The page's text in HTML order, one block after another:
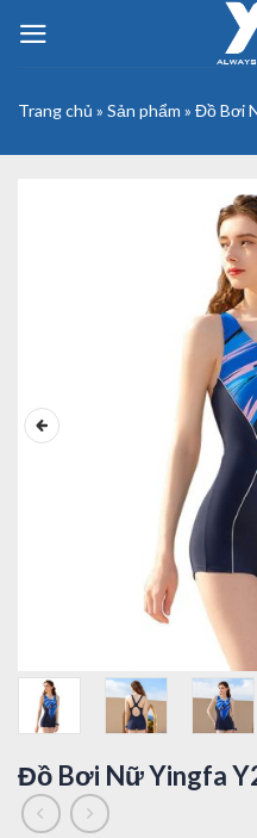
Trang chủ » Sản phẩm » Đồ Bơi
Đồ Bơi Nữ Yingfa